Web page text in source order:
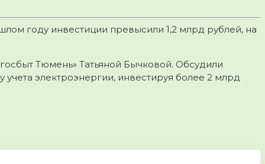
году инвестиции превысили 1,2 млрд рублей, на
Тюмень» Татьяной Бычковой. Обсудили
электроэнергии, инвестируя более 2 млрд